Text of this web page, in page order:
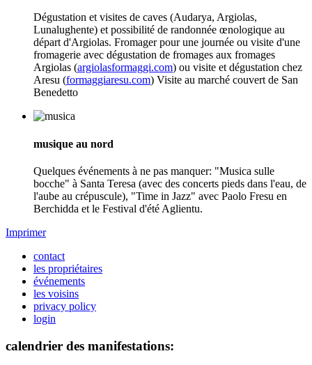
Dégustation et visites de caves (Audarya, Argiolas,
Lunalughente) et possibilité de randonnée œnologique au
départ d'Argiolas. Fromager pour une journée ou visite d'une
fromagerie avec dégustation de fromages aux fromages
Argiolas (argiolasformaggi.com) ou visite et dégustation chez
Aresu (formaggiaresu.com) Visite au marché couvert de San
Benedetto
musique au nord
Quelques événements à ne pas manquer: "Musica sulle
bocche" à Santa Teresa (avec des concerts pieds dans l'eau, de
l'aube au crépuscule), "Time in Jazz" avec Paolo Fresu en
Berchidda et le Festival d'été Aglientu.
Imprimer
contact
les propriétaires
événements
les voisins
privacy policy
login
calendrier des manifestations: